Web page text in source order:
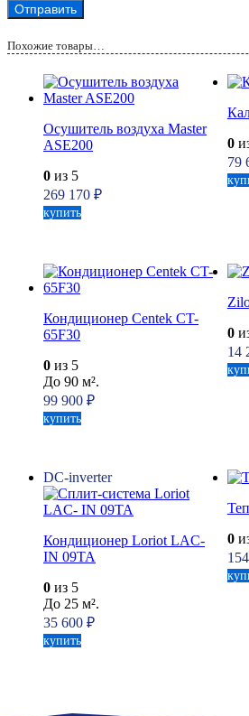
Похожие товары…
Осушитель воздуха Master
ASE200
0 из 5
269 170 ₽
купить
0
79
Кондиционер Centek CT-
65F30
0 из 5
До 90 м².
99 900 ₽
купить
0
14
DC-inverter
Кондиционер Loriot LAC-
IN 09TA
0 из 5
До 25 м².
35 600 ₽
купить
0